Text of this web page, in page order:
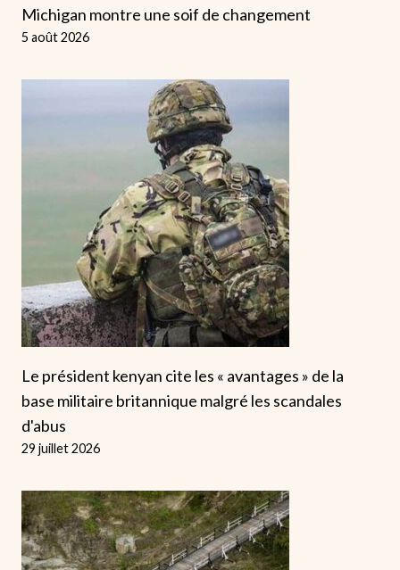
Michigan montre une soif de changement
5 août 2026
Le président kenyan cite les « avantages » de la
base militaire britannique malgré les scandales
d'abus
29 juillet 2026